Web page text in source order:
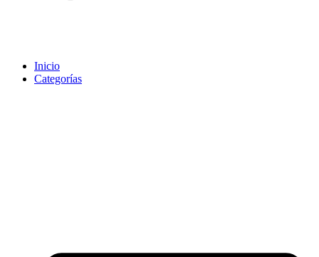
Inicio
Categorías